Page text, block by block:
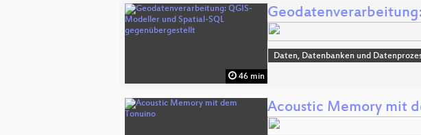
46 min
Daten, Datenbanken und
Acoustic Memory mit